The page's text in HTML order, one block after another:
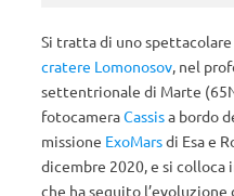
Si tratta di uno
cratere Lomonosov, nel
settentrionale di Marte
fotocameraCassisa bordo
missione ExoMarsdi Esa e
dicembre 2020, e si colloca
che ha seguito